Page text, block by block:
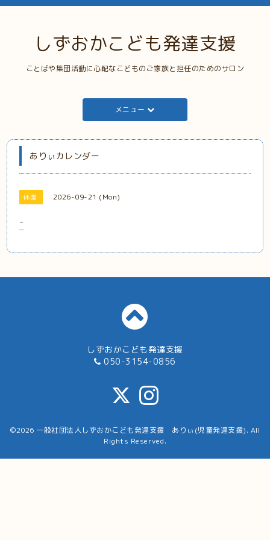
しずおかこども発達支援
ことばや集団活動に心配なこどものご家族と担任のためのサロン
メニュー
ありぃカレンダー
休園 2026-09-21 (Mon)
-
しずおかこども発達支援
050-3154-0856
©2026 一般社団法人しずおかこども発達支援 ありぃ(児童発達支援). All
Rights Reserved.